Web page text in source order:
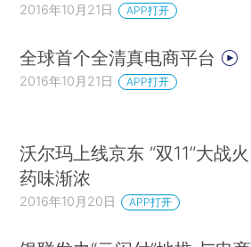
2016年10月21日 APP打开
全球首个全清真电商平台
2016年10月21日 APP打开
沃尔玛上线京东 “双11”大战火
药味渐浓
2016年10月20日 APP打开